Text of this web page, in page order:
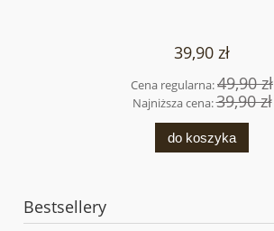
39,90 zł
Cena regularna:49,90 zł
Najniższa cena:39,90 zł
do koszyka
Bestsellery